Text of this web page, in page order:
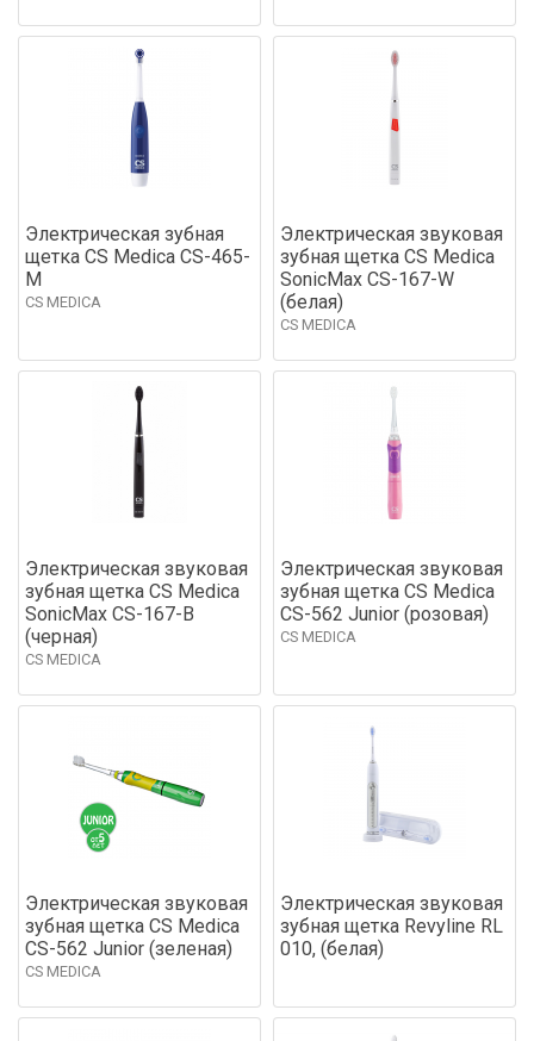
Электрическая зубная
щетка CS Medica CS-465-
M
CS MEDICA
Электрическая звуковая
зубная щетка CS Medica
SonicMax CS-167-W
(белая)
CS MEDICA
Электрическая звуковая
зубная щетка CS Medica
SonicMax CS-167-B
(черная)
CS MEDICA
Электрическая звуковая
зубная щетка CS Medica
CS-562 Junior (розовая)
CS MEDICA
Электрическая звуковая
зубная щетка CS Medica
CS-562 Junior (зеленая)
CS MEDICA
Электрическая звуковая
зубная щетка Revyline RL
010, (белая)